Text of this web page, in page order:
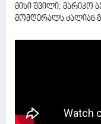
მისი შვილი, მარიკო
მომღერალს ძალიან